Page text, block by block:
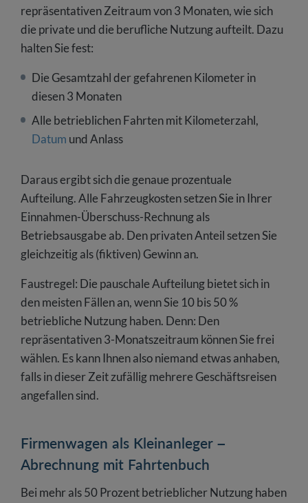
repräsentativen Zeitraum von 3 Monaten, wie sich
die private und die berufliche Nutzung aufteilt. Dazu
halten Sie fest:
Die Gesamtzahl der gefahrenen Kilometer in
diesen 3 Monaten
Alle betrieblichen Fahrten mit Kilometerzahl,
Datum und Anlass
Daraus ergibt sich die genaue prozentuale
Aufteilung. Alle Fahrzeugkosten setzen Sie in Ihrer
Einnahmen-Überschuss-Rechnung als
Betriebsausgabe ab. Den privaten Anteil setzen Sie
gleichzeitig als (fiktiven) Gewinn an.
Faustregel: Die pauschale Aufteilung bietet sich in
den meisten Fällen an, wenn Sie 10 bis 50 %
betriebliche Nutzung haben. Denn: Den
repräsentativen 3-Monatszeitraum können Sie frei
wählen. Es kann Ihnen also niemand etwas anhaben,
falls in dieser Zeit zufällig mehrere Geschäftsreisen
angefallen sind.
Firmenwagen als Kleinanleger –
Abrechnung mit Fahrtenbuch
Bei mehr als 50 Prozent betrieblicher Nutzung haben